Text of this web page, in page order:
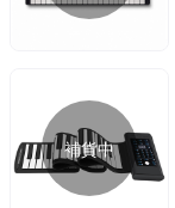
補貨中